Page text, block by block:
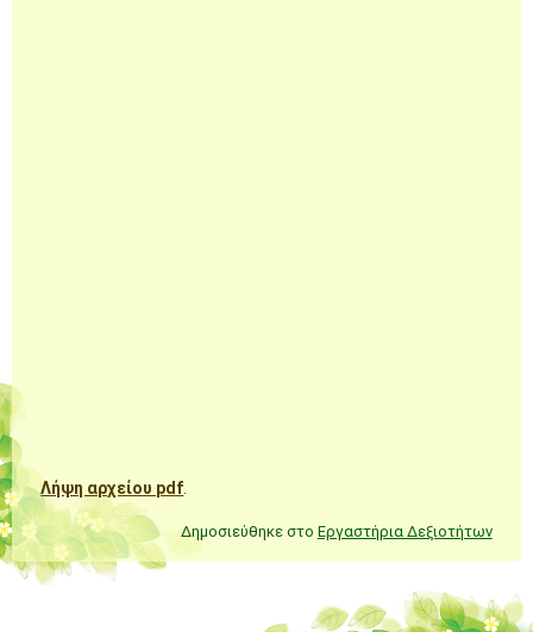
Λήψη αρχείου pdf
Δημοσιεύθηκε στο Εργαστήρια Δεξιοτήτων